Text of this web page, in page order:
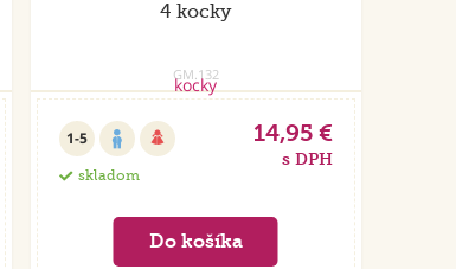
4 kocky
GM.132
1-5
skladom
14,95 €
s DPH